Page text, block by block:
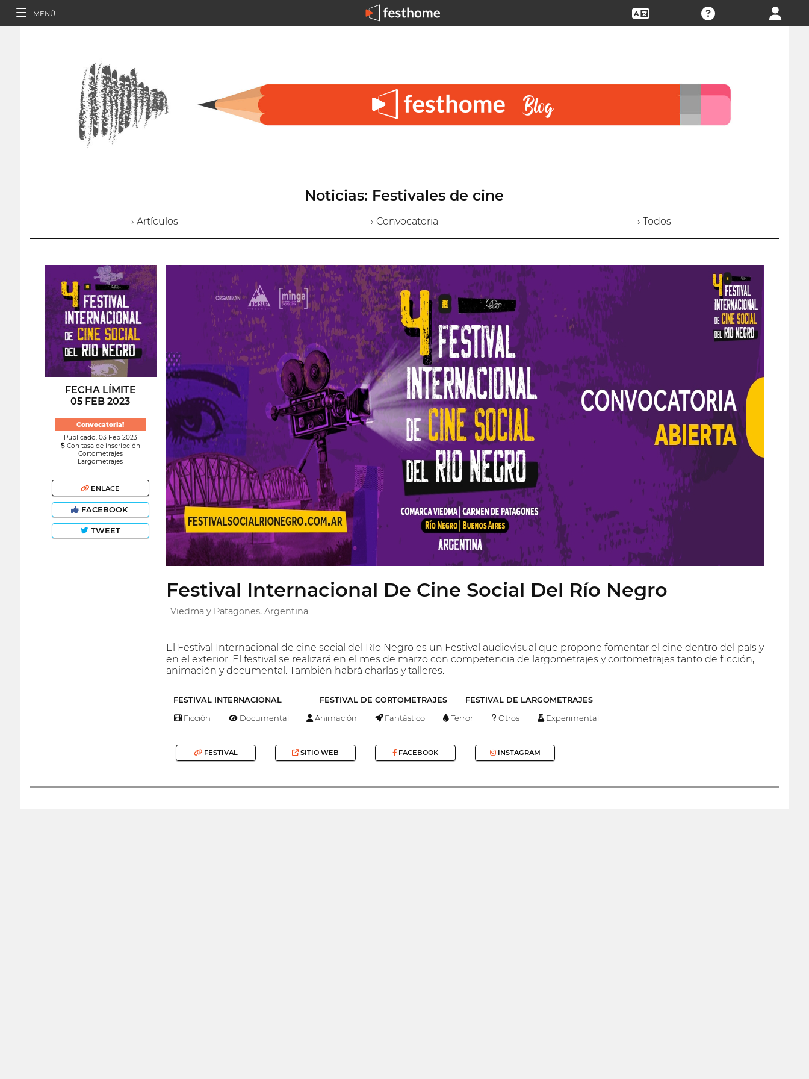
MENÚ
Noticias: Festivales de cine
› Artículos › Convocatoria › Todos
FECHA LÍMITE
05 FEB 2023
Convocatoria!
Publicado: 03 Feb 2023
Con tasa de inscripción
Cortometrajes
Largometrajes
ENLACE
FACEBOOK
TWEET
Festival Internacional De Cine Social Del Río Negro
Viedma y Patagones, Argentina
El Festival Internacional de cine social del Río Negro es un Festival audiovisual que propone fomentar el cine dentro del país y
en el exterior. El festival se realizará en el mes de marzo con competencia de largometrajes y cortometrajes tanto de ficción,
animación y documental. También habrá charlas y talleres.
FESTIVAL INTERNACIONAL FESTIVAL DE CORTOMETRAJES FESTIVAL DE LARGOMETRAJES
Ficción Documental Animación Fantástico Terror Otros Experimental
FESTIVAL SITIO WEB FACEBOOK INSTAGRAM